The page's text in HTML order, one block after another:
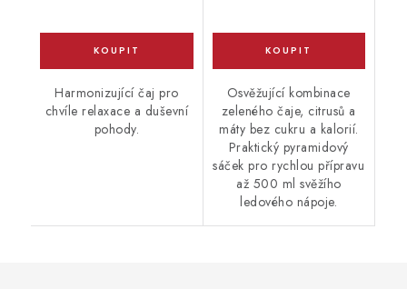
Harmonizující čaj pro
chvíle relaxace a duševní
pohody.
Osvěžující kombinace
zeleného čaje, citrusů a
máty bez cukru a kalorií.
Praktický pyramidový
sáček pro rychlou přípravu
až 500 ml svěžího
ledového nápoje.